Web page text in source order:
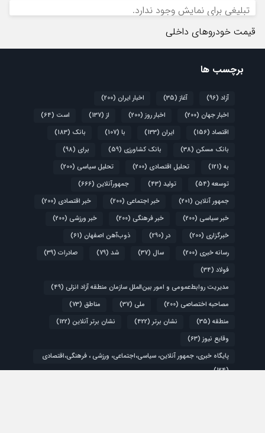
تبلیغی برای نمایش وجود ندارد.
قیمت خودروهای داخلی
برچسب ها
آزاد (96) آغاز (35) اخبار ایران (200)
اخبار جهان (200) اخبار روز (200) از (137) است (64)
اقتصاد (156) ایران (133) با (107) بانک (183)
بانک مسکن (38) بانک کشاورزی (59) برای (98)
به (121) تحلیل اقتصادی (200) تحلیل سیاسی (200)
توسعه (54) تولید (43) جمهورآنلاین (666)
جمهور آنلاین (201) خبر اجتماعی (200) خبر اقتصادی (200)
خبر سیاسی (200) خبر فرهنگی (200) خبر ورزشی (200)
خبرگزاری (200) در (290) ذوب‌آهن اصفهان (61)
رسانه خبری (200) سال (37) شد (79) صادرات (39)
فولاد (34)
مدیریت روابط‌عمومی و امور بین‌الملل سازمان منطقه آزاد انزلی (49)
مصاحبه اختصاصی (200) ملی (37) مناطق (73)
منطقه (35) نشان برتر (422) نشان برتر آنلاین (122)
وقایع نیوز (63)
پایگاه خبری، جمهور آنلاین، سیاسی،اجتماعی، ورزشی ، فرهنگی،اقتصادی
(124)